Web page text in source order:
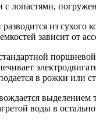
с лопастями,
из
зависит от
в рожки или
воды в